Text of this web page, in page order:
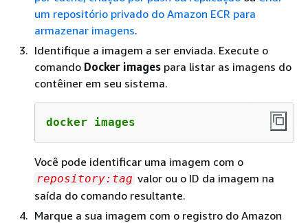
um repositório privado do Amazon ECR para
armazenar imagens.
Identifique a imagem a ser enviada. Execute o
comando Docker images para listar as imagens do
contêiner em seu sistema.
docker images
Você pode identificar uma imagem com o
repository:tag valor ou o ID da imagem na
saída do comando resultante.
Marque a sua imagem com o registro do Amazon